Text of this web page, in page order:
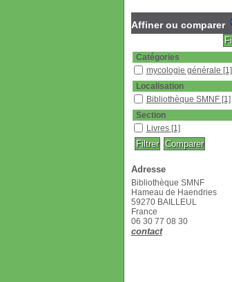
Affiner ou comparer
Catégories
mycologie générale [1]
Localisation
Bibliothèque SMNF [1]
Section
Livres [1]
Adresse
Bibliothèque SMNF
Hameau de Haendries
59270 BAILLEUL
France
06 30 77 08 30
contact